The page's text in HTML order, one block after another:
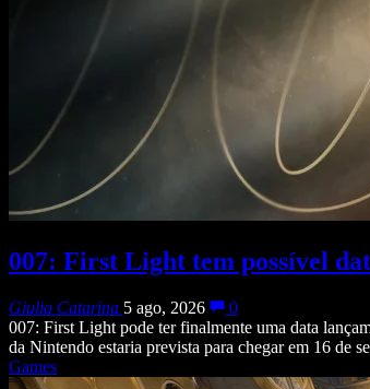
007: First Light tem possível
Giulia Catarina 5 ago, 2026
0
007: First Light pode ter finalmente uma data
da Nintendo estaria prevista para chegar em 16
Games